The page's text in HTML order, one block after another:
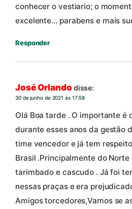
conhecer o vestiario; o
excelente… parabens e mais
Responder
José Orlando disse:
30 de junho de 2021 às 17:58
Olá Boa tarde . O importante é
durante esses anos da gestão
time vencedor e já tem
Brasil .Principalmente do
tarimbado e cascudo . Já foi
nessas praças e era
Amigos torcedores,Vamos se